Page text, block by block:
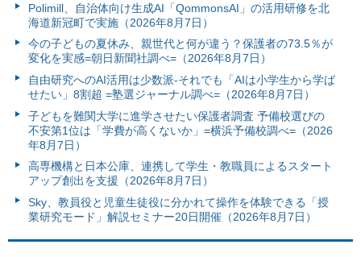
Polimill、自治体向け生成AI「QommonsAI」の活用研修を北
海道新冠町で実施（2026年8月7日）
今の子どもの夏休み、親世代と何が違う？保護者の73.5％が
変化を実感=朝日新聞社調べ=（2026年8月7日）
自由研究へのAI活用は少数派-それでも「AIは小学生から学ば
せたい」8割超 =塾選ジャーナル調べ=（2026年8月7日）
子どもを難関大学に進学させたい保護者調査 予備校選びの
不安第1位は「学費が高くないか」=横浜予備校調べ=（2026
年8月7日）
高専機構と日本公庫、連携して学生・教職員によるスタート
アップ創出を支援（2026年8月7日）
Sky、教員役と児童生徒役に分かれて操作を体験できる「授
業研究モード」解説セミナー20日開催（2026年8月7日）